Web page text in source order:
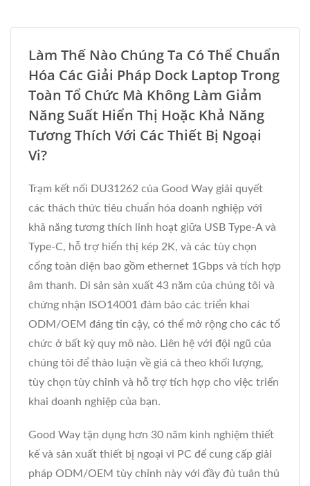
Làm Thế Nào Chúng Ta Có Thể Chuẩn
Hóa Các Giải Pháp Dock Laptop Trong
Toàn Tổ Chức Mà Không Làm Giảm
Năng Suất Hiển Thị Hoặc Khả Năng
Tương Thích Với Các Thiết Bị Ngoại
Vi?
Trạm kết nối DU31262 của Good Way giải quyết
các thách thức tiêu chuẩn hóa doanh nghiệp với
khả năng tương thích linh hoạt giữa USB Type-A và
Type-C, hỗ trợ hiển thị kép 2K, và các tùy chọn
cổng toàn diện bao gồm ethernet 1Gbps và tích hợp
âm thanh. Di sản sản xuất 43 năm của chúng tôi và
chứng nhận ISO14001 đảm bảo các triển khai
ODM/OEM đáng tin cậy, có thể mở rộng cho các tổ
chức ở bất kỳ quy mô nào. Liên hệ với đội ngũ của
chúng tôi để thảo luận về giá cả theo khối lượng,
tùy chọn tùy chỉnh và hỗ trợ tích hợp cho việc triển
khai doanh nghiệp của bạn.
Good Way tận dụng hơn 30 năm kinh nghiệm thiết
kế và sản xuất thiết bị ngoại vi PC để cung cấp giải
pháp ODM/OEM tùy chỉnh này với đầy đủ tuân thủ